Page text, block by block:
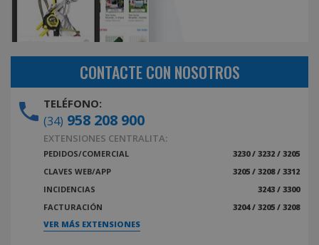
CONTACTE CON NOSOTROS
TELÉFONO:
(34) 958 208 900
EXTENSIONES CENTRALITA:
PEDIDOS/COMERCIAL
3230 / 3232 / 3205
CLAVES WEB/APP
3205 / 3208 / 3312
INCIDENCIAS
3243 / 3300
FACTURACIÓN
3204 / 3205 / 3208
VER MÁS EXTENSIONES